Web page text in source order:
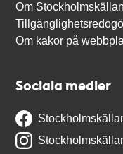
Om Stockholmskällan
Om kakor på
Sociala medier